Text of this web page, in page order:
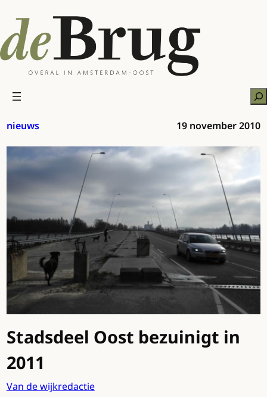
naar
de
inhoud
nieuws 19 november 2010
Stadsdeel Oost bezuinigt in
2011
Van de wijkredactie